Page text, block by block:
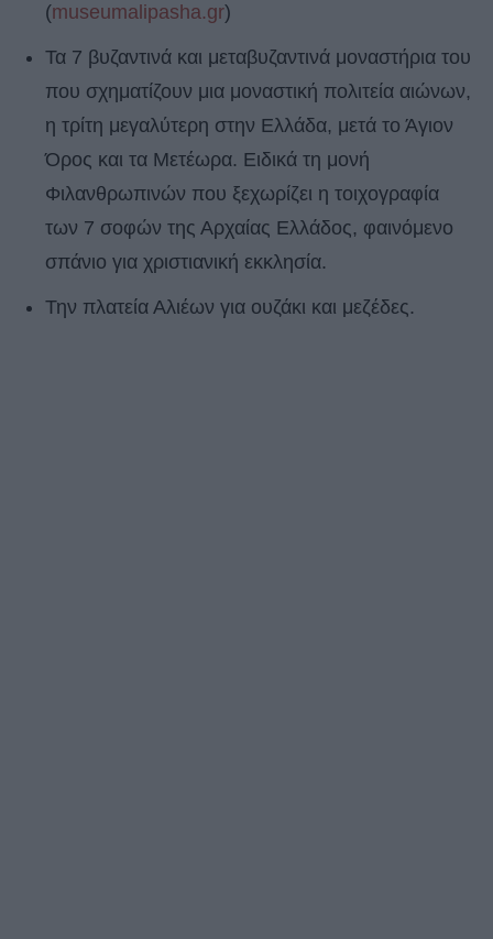
(museumalipasha.gr)
Τα 7 βυζαντινά και μεταβυζαντινά μοναστήρια του
που σχηματίζουν μια μοναστική πολιτεία αιώνων,
η τρίτη μεγαλύτερη στην Ελλάδα, μετά το Άγιον
Όρος και τα Μετέωρα. Ειδικά τη μονή
Φιλανθρωπινών που ξεχωρίζει η τοιχογραφία
των 7 σοφών της Αρχαίας Ελλάδος, φαινόμενο
σπάνιο για χριστιανική εκκλησία.
Την πλατεία Αλιέων για ουζάκι και μεζέδες.